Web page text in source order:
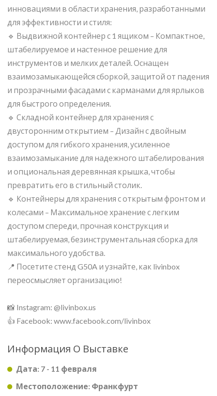
инновациями в области хранения, разработанными
для эффективности и стиля:
🔹 Выдвижной контейнер с 1 ящиком – Компактное,
штабелируемое и настенное решение для
инструментов и мелких деталей. Оснащен
взаимозамыкающейся сборкой, защитой от падения
и прозрачными фасадами с карманами для ярлыков
для быстрого определения.
🔹 Складной контейнер для хранения с
двусторонним открытием – Дизайн с двойным
доступом для гибкого хранения, усиленное
взаимозамыкание для надежного штабелирования
и опциональная деревянная крышка, чтобы
превратить его в стильный столик.
🔹 Контейнеры для хранения с открытым фронтом и
колесами – Максимальное хранение с легким
доступом спереди, прочная конструкция и
штабелируемая, безинструментальная сборка для
максимального удобства.
📍 Посетите стенд G50A и узнайте, как livinbox
переосмысляет организацию!
📸 Instagram: @livinbox.us
👍 Facebook: www.facebook.com/livinbox
Информация О Выставке
Дата: 7 - 11 февраля
Местоположение: Франкфурт